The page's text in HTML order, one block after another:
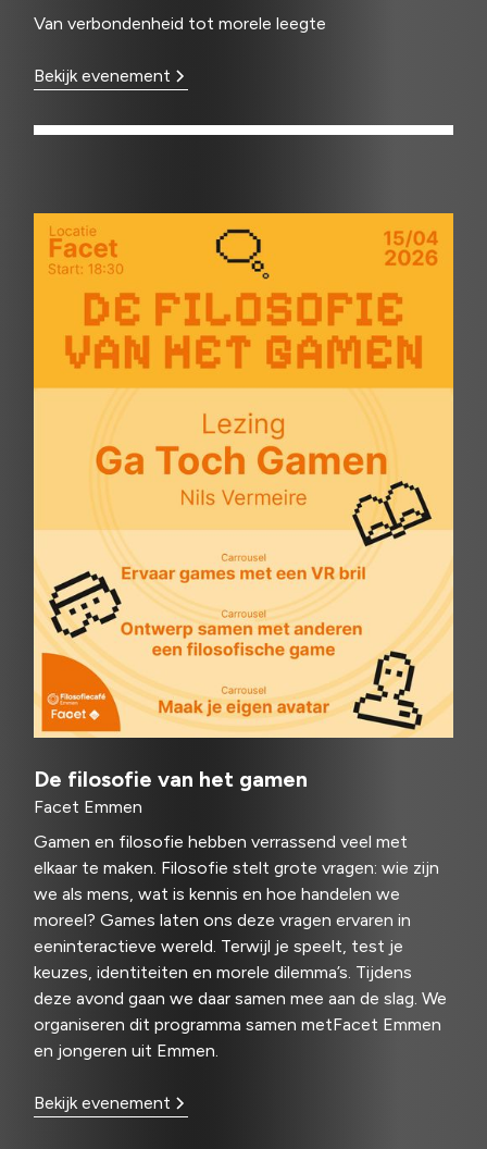
Van verbondenheid tot morele leegte
Bekijk evenement
De filosofie van het gamen
Facet Emmen
Gamen en filosofie hebben verrassend veel met
elkaar te maken. Filosofie stelt grote vragen: wie zijn
we als mens, wat is kennis en hoe handelen we
moreel? Games laten ons deze vragen ervaren in
eeninteractieve wereld. Terwijl je speelt, test je
keuzes, identiteiten en morele dilemma’s. Tijdens
deze avond gaan we daar samen mee aan de slag. We
organiseren dit programma samen metFacet Emmen
en jongeren uit Emmen.
Bekijk evenement